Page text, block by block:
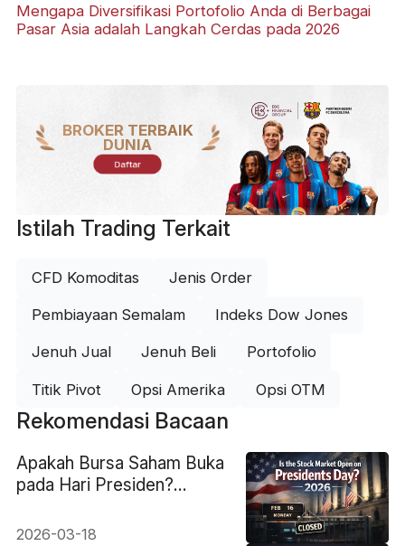
Mengapa Diversifikasi Portofolio Anda di Berbagai
Pasar Asia adalah Langkah Cerdas pada 2026
BROKER TERBAIK
DUNIA
Daftar
Istilah Trading Terkait
CFD Komoditas Jenis Order
Pembiayaan Semalam Indeks Dow Jones
Jenuh Jual Jenuh Beli Portofolio
Titik Pivot Opsi Amerika Opsi OTM
Rekomendasi Bacaan
Apakah Bursa Saham Buka
pada Hari Presiden?
2026-03-18